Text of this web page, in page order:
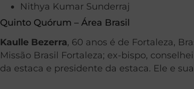
Nithya Kumar Sunderraj
Quinto Quórum – Área Brasil
Kaulle Bezerra, 60 anos é de Fortaleza,
Missão Brasil Fortaleza; ex-bispo,
da estaca e presidente da estaca. Ele e